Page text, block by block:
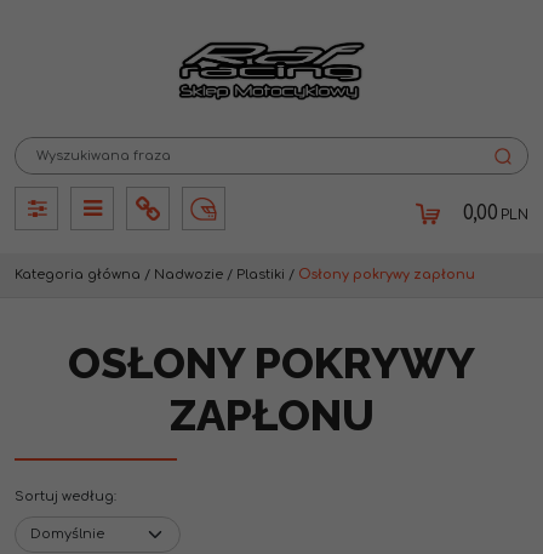
PanelPanelInfo Lang 0,00 PLN
Kategoria główna / Nadwozie / Plastiki / Osłony pokrywy zapłonu
OSŁONY POKRYWY
ZAPŁONU
Sortuj według: